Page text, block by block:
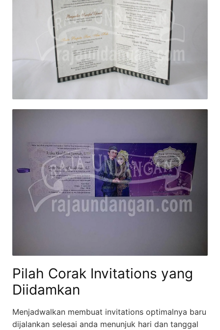
Pilah Corak Invitations yang
Diidamkan
Menjadwalkan membuat invitations optimalnya baru
dijalankan selesai anda menunjuk hari dan tanggal